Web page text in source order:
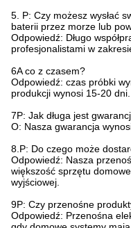
5. P: Czy możesz wysłać
baterii przez morze lub
Odpowiedź: Długo
profesjonalistami w
6A co z czasem?
Odpowiedź: czas próbki
produkcji wynosi 15-20 dni.
7P: Jak długa jest
O: Nasza gwarancja
8.P: Do czego może
Odpowiedź: Nasza
większość sprzętu
wyjściowej.
9P: Czy przenośne
Odpowiedź: Przenośna